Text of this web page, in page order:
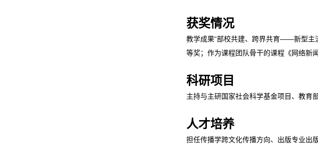
获奖情况
教学成果“部校共建、跨界共育——新型主
等奖；作为课程团队骨干的课程《网络新
科研项目
主持与主研国家社会科学基金项目、教育
人才培养
担任传播学跨文化传播方向、出版专业出